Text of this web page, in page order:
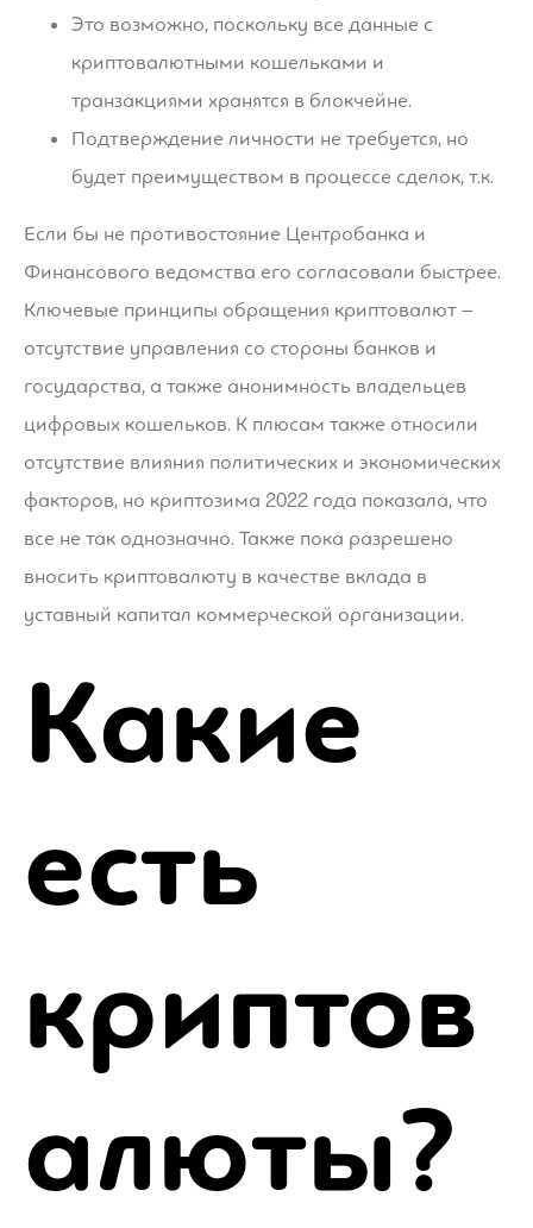
Это возможно, поскольку все данные с
криптовалютными кошельками и
транзакциями хранятся в блокчейне.
Подтверждение личности не требуется, но
будет преимуществом в процессе сделок, т.к.
Если бы не противостояние Центробанка и
Финансового ведомства его согласовали быстрее.
Ключевые принципы обращения криптовалют –
отсутствие управления со стороны банков и
государства, а также анонимность владельцев
цифровых кошельков. К плюсам также относили
отсутствие влияния политических и экономических
факторов, но криптозима 2022 года показала, что
все не так однозначно. Также пока разрешено
вносить криптовалюту в качестве вклада в
уставный капитал коммерческой организации.
Какие
есть
криптов
алюты?